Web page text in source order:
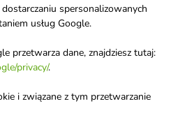
wyciągiem z aloesu 4-
8 myć /69/ Platynowy
Szampon koloryzujący to
wyjątkowy i bezpieczny produkt
spersonalizowanych
usług Google.
przetwarza dane, znajdziesz tutaj:
privacy/.
i związane z tym przetwarzanie